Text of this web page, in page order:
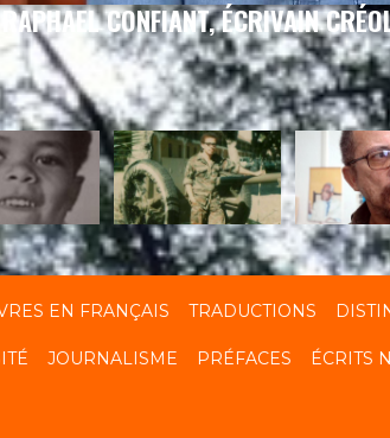
RAPHAEL CONFIANT, ÉCRIVAIN
EN FRANÇAIS TRADUCTIONS
JOURNALISME PRÉFACES ÉCRITS